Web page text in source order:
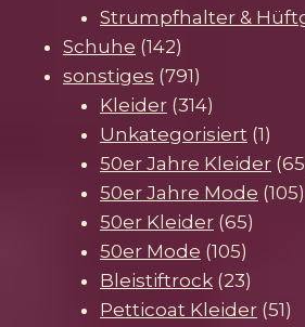
Strumpfhalter &
Schuhe 142142
Produkte
sonstiges 791791
Produkte
Kleider 314314
Produkte
Unkategorisiert 11
50er Jahre Kleider 65
50er Jahre Mode 105
50er Kleider 6565
50er Mode 105105
Bleistiftrock 2323
Petticoat Kleider 5151